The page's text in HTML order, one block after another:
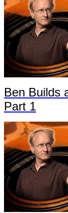
Ben Builds
Part 1